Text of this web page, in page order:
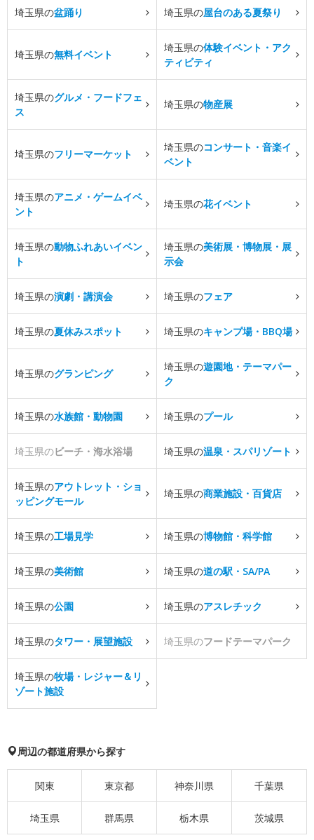
埼玉県の盆踊り 埼玉県の屋台のある夏祭り
埼玉県の無料イベント
埼玉県の体験イベント・アク
ティビティ
埼玉県のグルメ・フードフェ
ス
埼玉県の物産展
埼玉県のフリーマーケット
埼玉県のコンサート・音楽イ
ベント
埼玉県のアニメ・ゲームイベ
ント
埼玉県の花イベント
埼玉県の動物ふれあいイベン
ト
埼玉県の美術展・博物展・展
示会
埼玉県の演劇・講演会 埼玉県のフェア
埼玉県の夏休みスポット 埼玉県のキャンプ場・BBQ場
埼玉県のグランピング
埼玉県の遊園地・テーマパー
ク
埼玉県の水族館・動物園 埼玉県のプール
埼玉県のビーチ・海水浴場 埼玉県の温泉・スパリゾート
埼玉県のアウトレット・ショ
ッピングモール
埼玉県の商業施設・百貨店
埼玉県の工場見学 埼玉県の博物館・科学館
埼玉県の美術館 埼玉県の道の駅・SA/PA
埼玉県の公園 埼玉県のアスレチック
埼玉県のタワー・展望施設 埼玉県のフードテーマパーク
埼玉県の牧場・レジャー＆リ
ゾート施設
周辺の都道府県から探す
関東 東京都 神奈川県 千葉県
埼玉県 群馬県 栃木県 茨城県